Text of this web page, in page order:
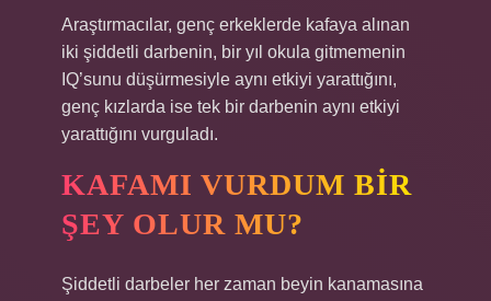
Araştırmacılar, genç erkeklerde kafaya alınan
iki şiddetli darbenin, bir yıl okula gitmemenin
IQ’sunu düşürmesiyle aynı etkiyi yarattığını,
genç kızlarda ise tek bir darbenin aynı etkiyi
yarattığını vurguladı.
KAFAMI VURDUM BIR
ŞEY OLUR MU?
Şiddetli darbeler her zaman beyin kanamasına